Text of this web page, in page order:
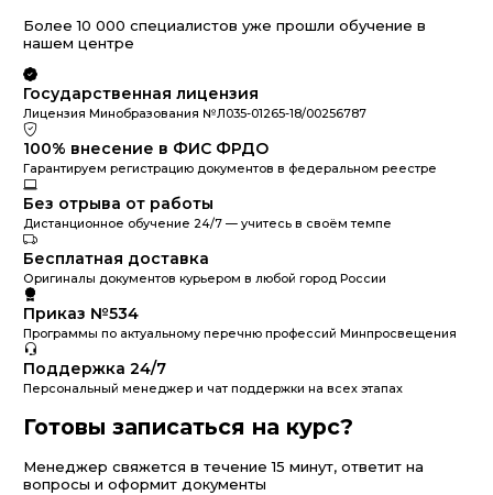
Более 10 000 специалистов уже прошли обучение в
нашем центре
Государственная лицензия
Лицензия Минобразования №Л035-01265-18/00256787
100% внесение в ФИС ФРДО
Гарантируем регистрацию документов в федеральном реестре
Без отрыва от работы
Дистанционное обучение 24/7 — учитесь в своём темпе
Бесплатная доставка
Оригиналы документов курьером в любой город России
Приказ №534
Программы по актуальному перечню профессий Минпросвещения
Поддержка 24/7
Персональный менеджер и чат поддержки на всех этапах
Готовы записаться на курс?
Менеджер свяжется в течение 15 минут, ответит на
вопросы и оформит документы